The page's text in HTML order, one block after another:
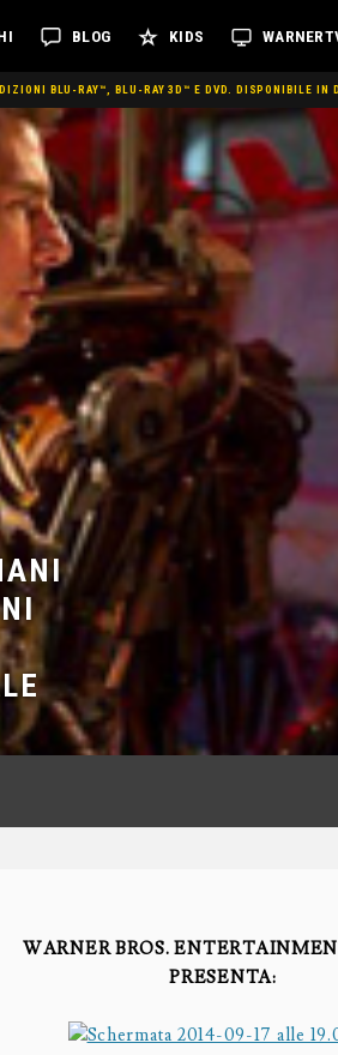
BLOG KIDS
BLU-RAY™, BLU-RAY 3D™ E DVD. DISPONIBILE IN
WARNER BROS.
PRESENTA: